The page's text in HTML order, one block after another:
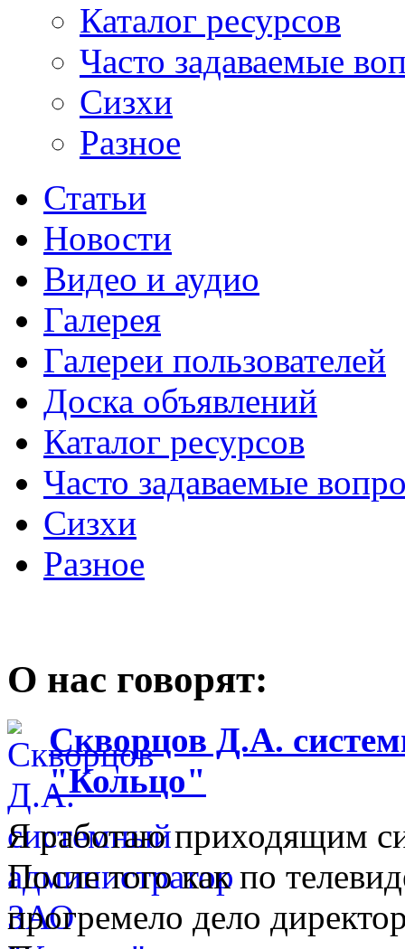
Каталог ресурсов
Часто задаваемые
Сизхи
Разное
Статьи
Новости
Видео и аудио
Галерея
Галереи пользователей
Доска объявлений
Каталог ресурсов
Часто задаваемые
Сизхи
Разное
О нас говорят:
Скворцов Д.А.
"Кольцо"
Я работаю приходящим
После того как по
прогремело дело